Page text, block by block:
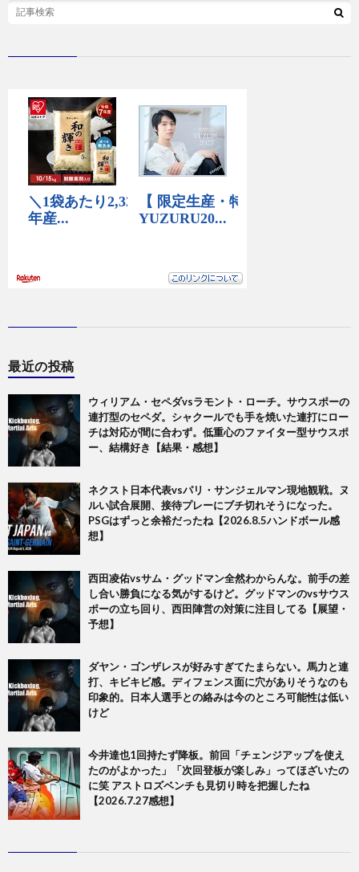
最近の投稿
ウィリアム・セペダvsラモント・ローチ。サウスポーの
連打型のセペダ。シャクールでも手を焼いた連打にロー
チは対応が間に合わず。低重心のファイター型サウスポ
ー、結構好き【結果・感想】
ネクスト日本代表vsパリ・サンジェルマン現地観戦。ヌ
ルい試合展開、接待プレーにブチ切れそうになった。
PSGはずっと余裕だったね【2026.8.5ハンドボール感
想】
西田凌佑vsサム・グッドマン全然わからんな。前手の差
し合い勝負になる気がするけど。グッドマンのvsサウス
ポーの立ち回り、西田陣営の対策に注目してる【展望・
予想】
ダヤン・ゴンザレスが好みすぎてたまらない。馬力と連
打、キビキビ感。ディフェンス面に穴がありそうなのも
印象的。日本人選手との絡みは今のところ可能性は低い
けど
今井達也1回持たず降板。前回「チェンジアップを使え
たのがよかった」「次回登板が楽しみ」ってほざいたの
に笑 アストロズベンチも見切り時を把握したね
【2026.7.27感想】